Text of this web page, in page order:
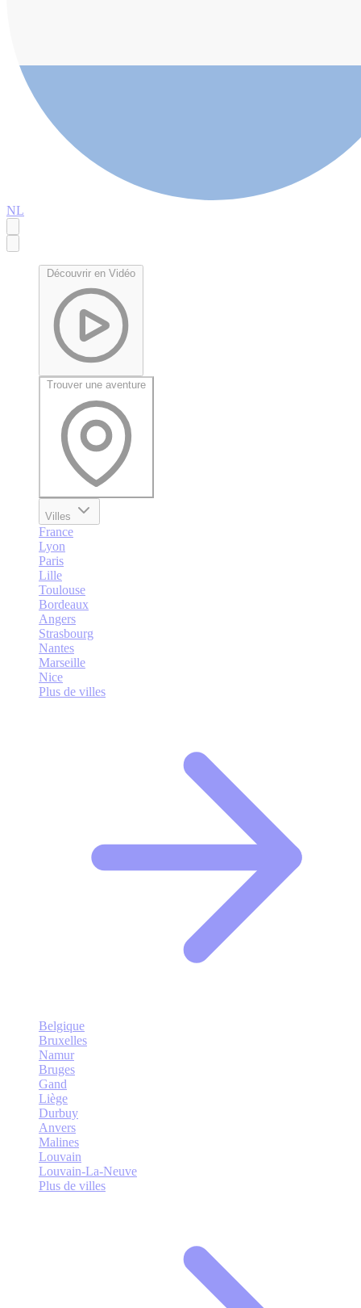
NL
Découvrir en Vidéo
Trouver une aventure
Villes
France
Lyon
Paris
Lille
Toulouse
Bordeaux
Angers
Strasbourg
Nantes
Marseille
Nice
Plus de villes
Belgique
Bruxelles
Namur
Bruges
Gand
Liège
Durbuy
Anvers
Malines
Louvain
Louvain-La-Neuve
Plus de villes